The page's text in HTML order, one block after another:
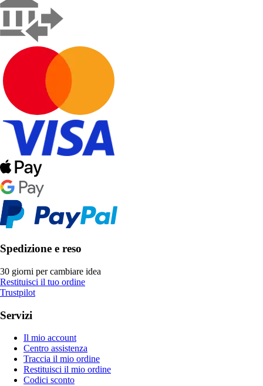
Spedizione e reso
30 giorni per cambiare idea
Restituisci il tuo ordine
Trustpilot
Servizi
Il mio account
Centro assistenza
Traccia il mio ordine
Restituisci il mio ordine
Codici sconto